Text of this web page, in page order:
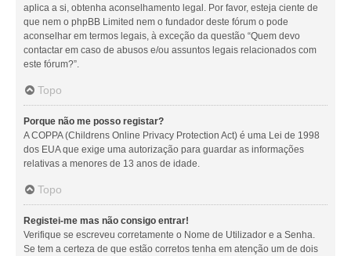
aplica a si, obtenha aconselhamento legal. Por favor, esteja ciente de
que nem o phpBB Limited nem o fundador deste fórum o pode
aconselhar em termos legais, à exceção da questão “Quem devo
contactar em caso de abusos e/ou assuntos legais relacionados com
este fórum?”.
Topo
Porque não me posso registar?
A COPPA (Childrens Online Privacy Protection Act) é uma Lei de 1998
dos EUA que exige uma autorização para guardar as informações
relativas a menores de 13 anos de idade.
Topo
Registei-me mas não consigo entrar!
Verifique se escreveu corretamente o Nome de Utilizador e a Senha.
Se tem a certeza de que estão corretos tenha em atenção um de dois